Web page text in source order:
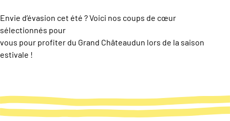
Envie d’évasion cet été ? Voici nos coups de cœur
sélectionnés pour
vous pour profiter du Grand Châteaudun lors de la saison
estivale !